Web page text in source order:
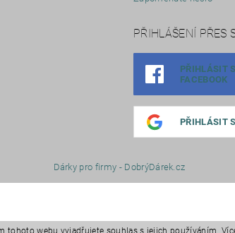
PŘIHLÁŠENÍ PŘES
PŘIHLÁSIT
FACEBOOK
PŘIHLÁSIT
Dárky pro firmy - DobrýDárek.cz
tohoto webu vyjadřujete souhlas s jejich používáním.